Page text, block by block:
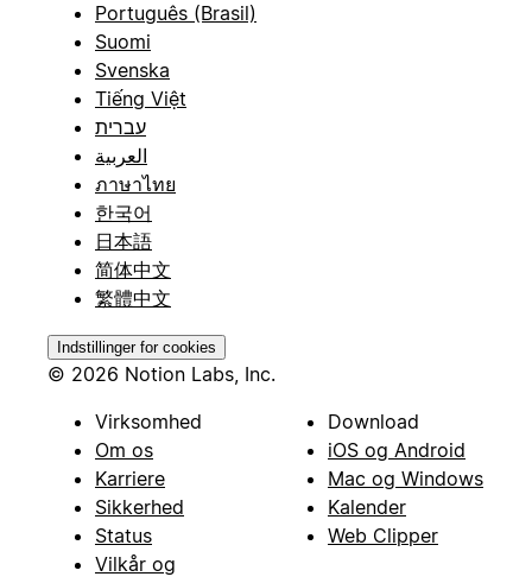
Português (Brasil)
Suomi
Svenska
Tiếng Việt
עברית
العربية
ภาษาไทย
한국어
日本語
简体中文
繁體中文
Indstillinger for cookies
© 2026 Notion Labs, Inc.
Virksomhed
Om os
Karriere
Sikkerhed
Status
Vilkår og
Download
iOS og Android
Mac og Windows
Kalender
Web Clipper